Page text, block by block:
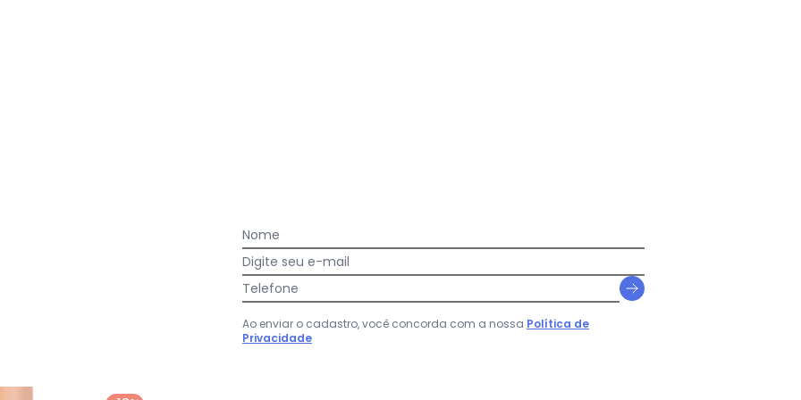
dia do mês, para o menor tamanho disponível.
Faça a primeira avaliação
Nome
Digite seu e-mail
Telefone
Ao enviar o cadastro, você concorda com a nossa Política de
Privacidade